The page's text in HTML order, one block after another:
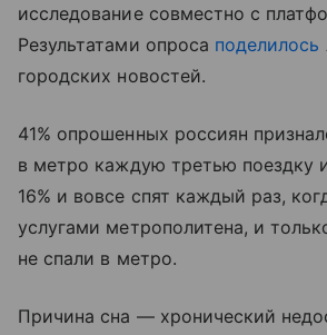
исследование совместно с
Результатами опроса поделилось
городских новостей.
41% опрошенных россиян
в метро каждую третью поездку
16% и вовсе спят каждый раз,
услугами метрополитена, и
не спали в метро.
Причина сна — хронический